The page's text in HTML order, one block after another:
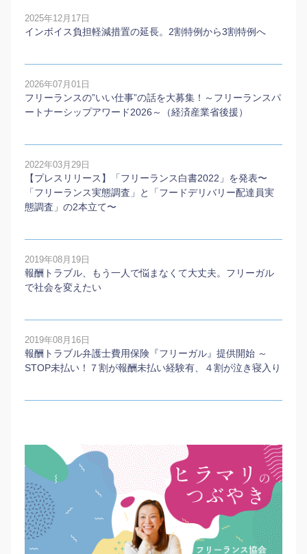
2025年12月17日
インボイス負担軽減措置の延長。2割特例から3割特例へ
2026年07月01日
フリーランスの”いい仕事”の話を大募集！～フリーランスパ
ートナーシップアワード2026～（経済産業省後援）
2022年03月29日
【プレスリリース】「フリーランス白書2022」を発表〜
「フリーランス実態調査」と「フードデリバリー配達員実
態調査」の2本⽴て〜
2019年08月19日
報酬トラブル、もう一人で悩まなくて大丈夫。フリーガル
で社会を変えたい
2019年08月16日
報酬トラブル弁護士費用保険『フリーガル』提供開始 ～
STOP未払い！７割が報酬未払い経験有、４割が泣き寝入り